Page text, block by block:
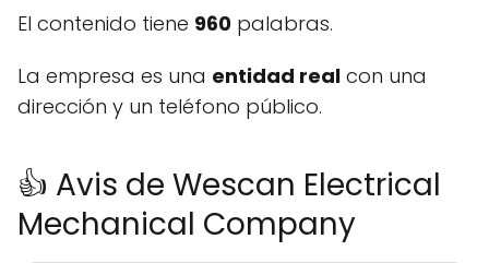
El contenido tiene 960 palabras.
La empresa es una entidad real con una
dirección y un teléfono público.
👍 Avis de Wescan Electrical
Mechanical Company